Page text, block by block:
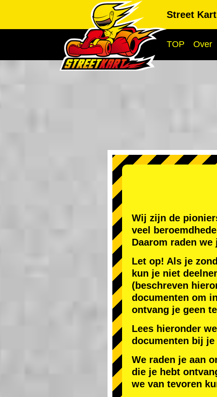
Street
TOP Over
Wij zijn de
veel
Daarom raden
Let op! Als je
kun je niet
(beschreven
documenten om
ontvang je geen
Lees hieronder
documenten bij
We raden je aan
die je hebt
we van tevoren